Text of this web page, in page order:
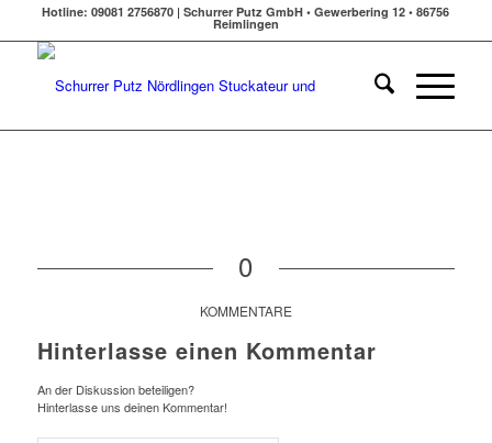
Hotline: 09081 2756870 | Schurrer Putz GmbH • Gewerbering 12 • 86756
Reimlingen
0
KOMMENTARE
Hinterlasse einen Kommentar
An der Diskussion beteiligen?
Hinterlasse uns deinen Kommentar!